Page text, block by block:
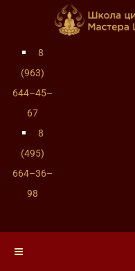
8
(963)
644–45–
67
8
(495)
664–36–
98